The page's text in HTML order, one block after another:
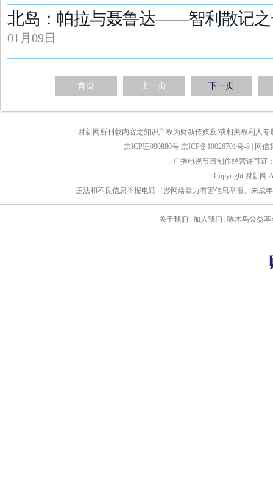
北岛：帕拉与聂鲁达——智利散记
01月09日
首页 上一页 下一页
财新网所刊载内容之知识产权为财新传媒及/或相关权利人
京ICP证090880号 京ICP备10026701号-8
网信
广播电视节目制作经营许可证
Copyright 财新网
违法和不良信息举报电话（涉网络暴力有害信息举报、未成
关于我们 加入我们 啄木鸟公益